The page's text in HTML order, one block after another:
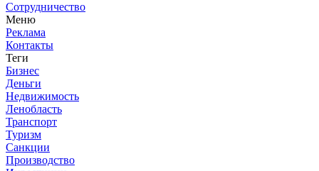
Сотрудничество
Меню
Реклама
Контакты
Теги
Бизнес
Деньги
Недвижимость
Ленобласть
Транспорт
Туризм
Санкции
Производство